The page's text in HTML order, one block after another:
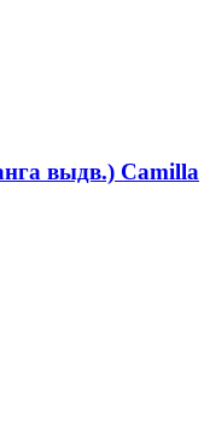
выдв.) Camilla